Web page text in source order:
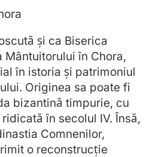
și ca Biserica
Mântuitorului în Chora,
în istoria și patrimoniul
Originea sa poate fi
bizantină timpurie, cu
în secolul IV. Însă,
Comnenilor,
o reconstrucție